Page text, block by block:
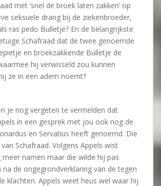
met ‘snel de broek laten zakken’ op
seksuele drang bij de ziekenbroeder,
ras pedo Bulletje? En de belangrijkste
Schafraad dat de twee genoemde
en broekzakkende Bulletje de
hij verwisseld zou kunnen
ze in een adem noemt?
je nog vergeten te vermelden dat
in een gesprek met jou ook nog de
en Servatius heeft genoemd. Die
Schafraad. Volgens Appels wist
meer namen maar die wilde hij pas
na de ongegrondverklaring van de tegen
klachten. Appels weet heus wel waar hij